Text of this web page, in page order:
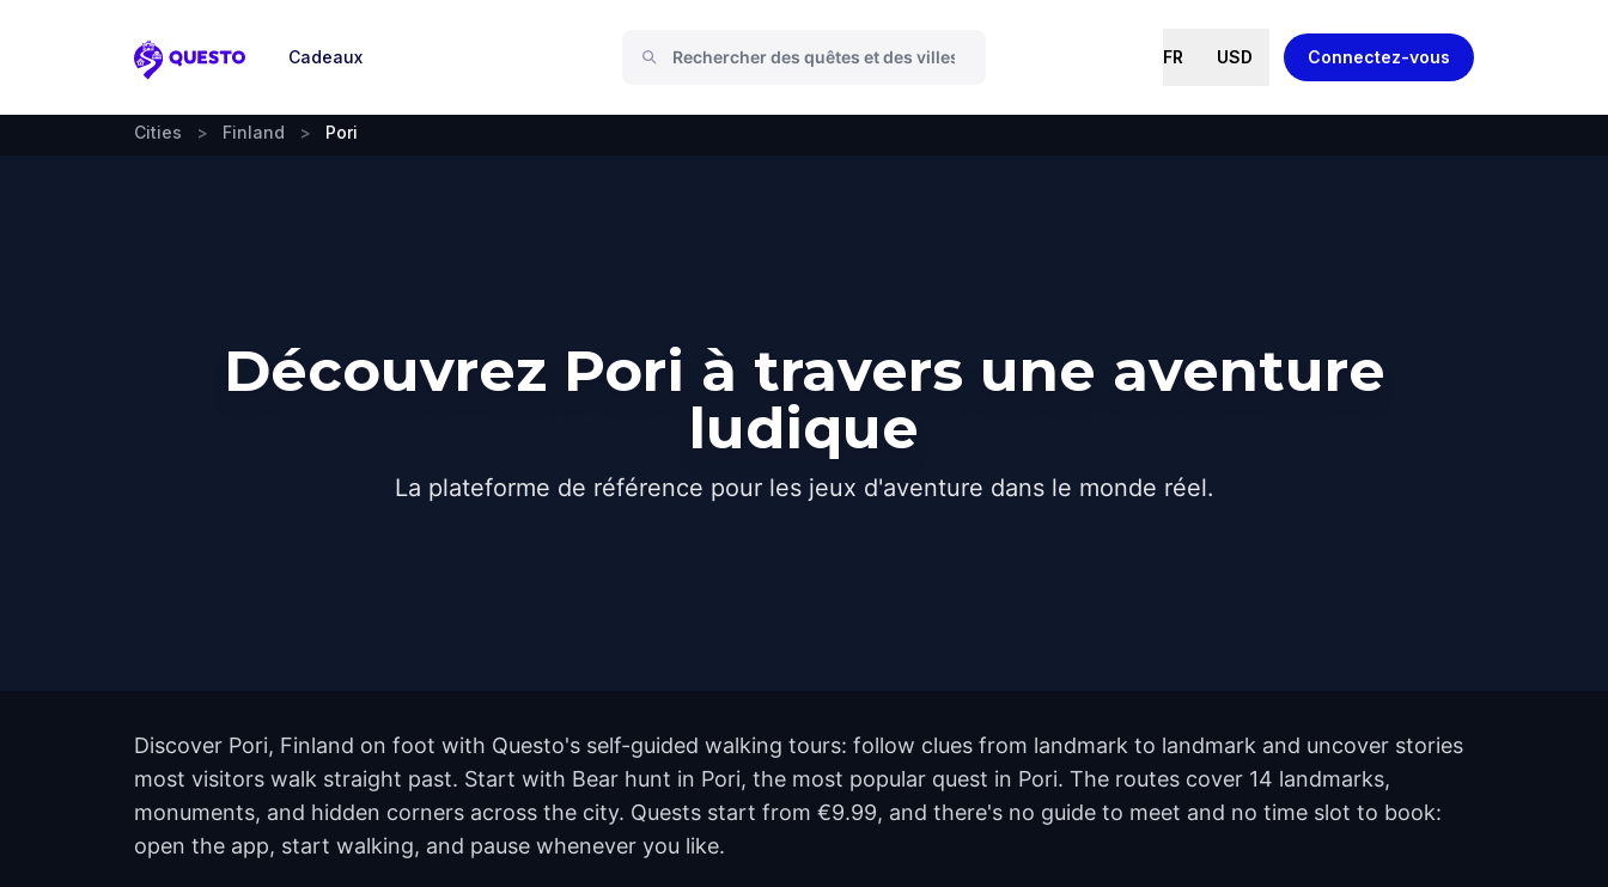
Questo
Cadeaux FR USD Connectez-vous
Cities > Finland > Pori
Découvrez Pori à travers une aventure
ludique
La plateforme de référence pour les jeux d'aventure dans le monde réel.
Discover Pori, Finland on foot with Questo's self-guided walking tours: follow clues from landmark to landmark and uncover stories
most visitors walk straight past. Start with Bear hunt in Pori, the most popular quest in Pori. The routes cover 14 landmarks,
monuments, and hidden corners across the city. Quests start from €9.99, and there's no guide to meet and no time slot to book:
open the app, start walking, and pause whenever you like.